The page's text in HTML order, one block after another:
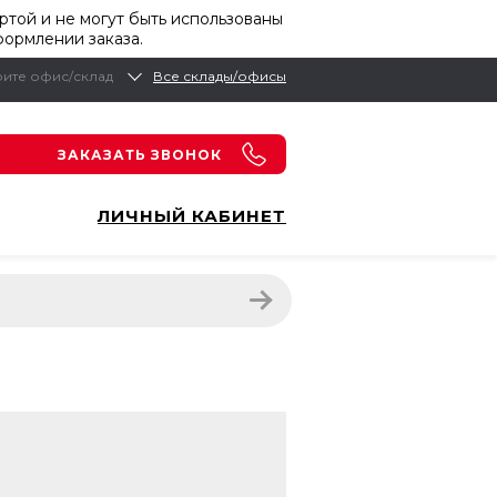
и не могут быть использованы
заказа.
офис/склад Все склады/офисы
ЗАКАЗАТЬ ЗВОНОК
ЛИЧНЫЙ КАБИНЕТ